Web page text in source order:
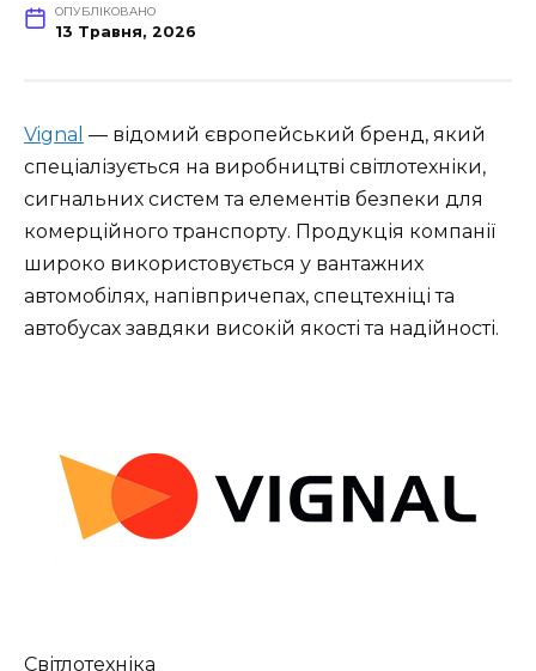
ОПУБЛІКОВАНО
13 Травня, 2026
Vignal — відомий європейський бренд, який
спеціалізується на виробництві світлотехніки,
сигнальних систем та елементів безпеки для
комерційного транспорту. Продукція компанії
широко використовується у вантажних
автомобілях, напівпричепах, спецтехніці та
автобусах завдяки високій якості та надійності.
Світлотехніка